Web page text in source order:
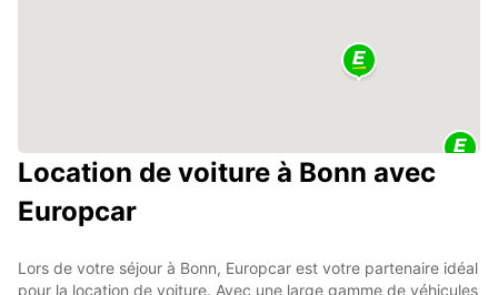
Location de voiture à Bonn avec
Europcar
Lors de votre séjour à Bonn, Europcar est votre partenaire idéal
pour la location de voiture. Avec une large gamme de véhicules